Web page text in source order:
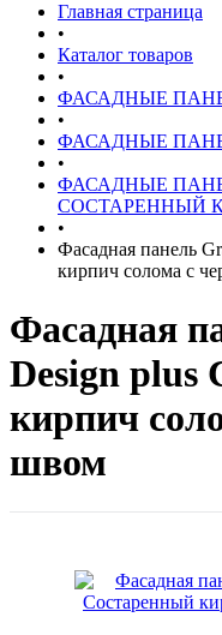
Главная страница
•
Каталог товаров
•
ФАСАДНЫЕ
•
ФАСАДНЫЕ
•
ФАСАДНЫЕ
СОСТАРЕННЫЙ
•
Фасадная панель
кирпич солома с
Фасадная
Design plus
кирпич
швом